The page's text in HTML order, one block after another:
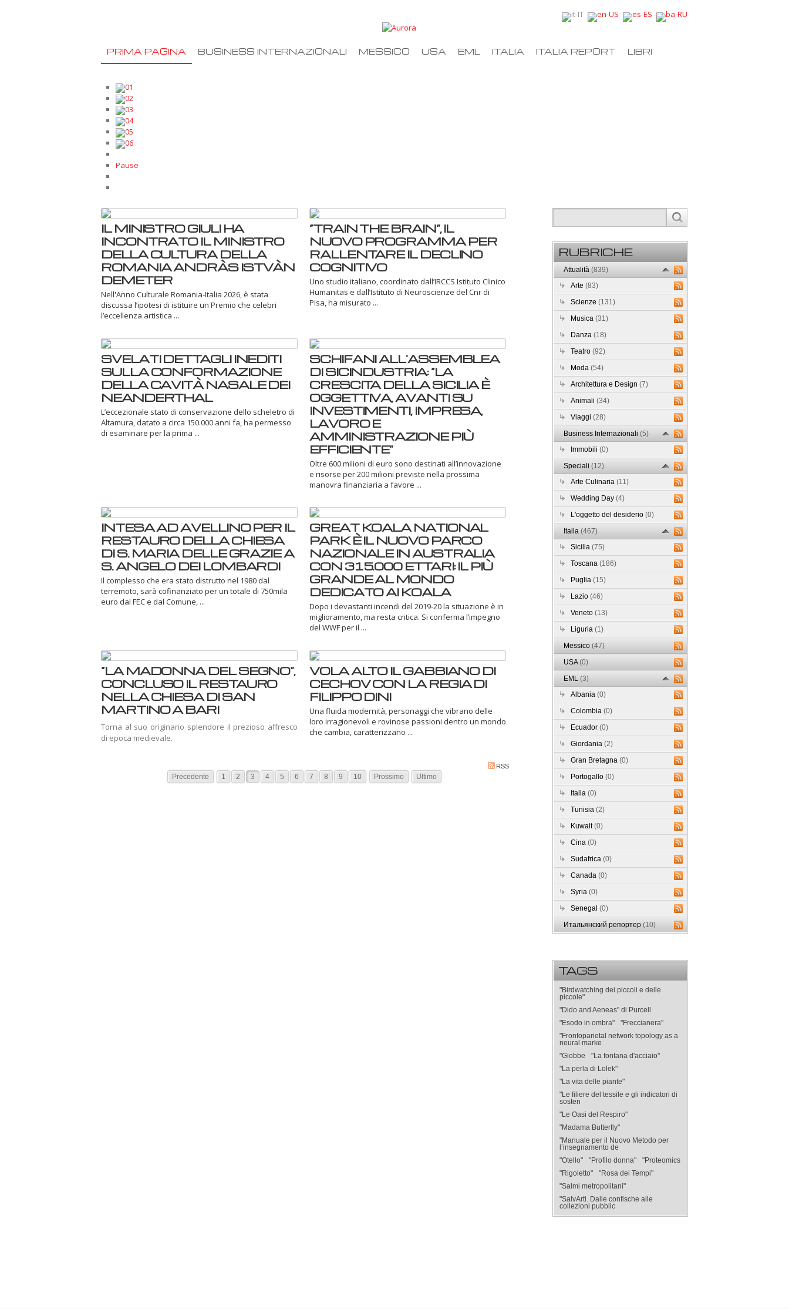
PRIMA PAGINA BUSINESS INTERNAZIONALI MESSICO USA EML ITALIA ITALIA REPORT LIBRI
01
02
03
04
05
06
Pause
IL MINISTRO GIULI HA
INCONTRATO IL MINISTRO
DELLA CULTURA DELLA
ROMANIA ANDRÀS ISTVÀN
DEMETER
Nell'Anno Culturale Romania-Italia 2026, è stata
discussa l’ipotesi di istituire un Premio che celebri
l’eccellenza artistica ...
“TRAIN THE BRAIN”, IL
NUOVO PROGRAMMA PER
RALLENTARE IL DECLINO
COGNITIVO
Uno studio italiano, coordinato dall’IRCCS Istituto Clinico
Humanitas e dall’Istituto di Neuroscienze del Cnr di
Pisa, ha misurato ...
SVELATI DETTAGLI INEDITI
SULLA CONFORMAZIONE
DELLA CAVITÀ NASALE DEI
NEANDERTHAL
L’eccezionale stato di conservazione dello scheletro di
Altamura, datato a circa 150.000 anni fa, ha permesso
di esaminare per la prima ...
SCHIFANI ALL'ASSEMBLEA
DI SICINDUSTRIA: “LA
CRESCITA DELLA SICILIA È
OGGETTIVA, AVANTI SU
INVESTIMENTI, IMPRESA,
LAVORO E
AMMINISTRAZIONE PIÙ
EFFICIENTE”
Oltre 600 milioni di euro sono destinati all’innovazione
e risorse per 200 milioni previste nella prossima
manovra finanziaria a favore ...
INTESA AD AVELLINO PER IL
RESTAURO DELLA CHIESA
DI S. MARIA DELLE GRAZIE A
S. ANGELO DEI LOMBARDI
Il complesso che era stato distrutto nel 1980 dal
terremoto, sarà cofinanziato per un totale di 750mila
euro dal FEC e dal Comune, ...
GREAT KOALA NATIONAL
PARK È IL NUOVO PARCO
NAZIONALE IN AUSTRALIA
CON 315.000 ETTARI: IL PIÙ
GRANDE AL MONDO
DEDICATO AI KOALA
Dopo i devastanti incendi del 2019-20 la situazione è in
miglioramento, ma resta critica. Si conferma l’impegno
del WWF per il ...
“LA MADONNA DEL SEGNO”,
CONCLUSO IL RESTAURO
NELLA CHIESA DI SAN
MARTINO A BARI
Torna al suo originario splendore il prezioso affresco
di epoca medievale.
VOLA ALTO IL GABBIANO DI
CECHOV CON LA REGIA DI
FILIPPO DINI
Una fluida modernità, personaggi che vibrano delle
loro irragionevoli e rovinose passioni dentro un mondo
che cambia, caratterizzano ...
RSS
Precedente 1 2 3 4 5 6 7 8 9 10 Prossimo Ultimo
RUBRICHE
Attualità(839)
Arte(83)
Scienze(131)
Musica(31)
Danza(18)
Teatro(92)
Moda(54)
Architettura e Design(7)
Animali(34)
Viaggi(28)
Business Internazionali(5)
Immobili(0)
Speciali(12)
Arte Culinaria(11)
Wedding Day(4)
L'oggetto del desiderio(0)
Italia(467)
Sicilia(75)
Toscana(186)
Puglia(15)
Lazio(46)
Veneto(13)
Liguria(1)
Messico(47)
USA(0)
EML(3)
Albania(0)
Colombia(0)
Ecuador(0)
Giordania(2)
Gran Bretagna(0)
Portogallo(0)
Italia(0)
Tunisia(2)
Kuwait(0)
Cina(0)
Sudafrica(0)
Canada(0)
Syria(0)
Senegal(0)
Итальянский репортер(10)
TAGS
"Birdwatching dei piccoli e delle
piccole"
"Dido and Aeneas" di Purcell
"Esodo in ombra"
"Freccianera"
"Frontoparietal network topology as a
neural marke
"Giobbe
"La fontana d'acciaio"
"La perla di Lolek"
"La vita delle piante"
"Le filiere del tessile e gli indicatori di
sosten
"Le Oasi del Respiro"
"Madama Butterfly"
"Manuale per il Nuovo Metodo per
l’insegnamento de
"Otello"
"Profilo donna"
"Proteomics
"Rigoletto"
"Rosa dei Tempi"
"Salmi metropolitani"
"SalvArti. Dalle confische alle
collezioni pubblic